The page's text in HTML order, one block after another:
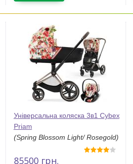
Універсальна коляска 3в1 Cybex
Priam
(Spring Blossom Light/ Rosegold)
85500грн.